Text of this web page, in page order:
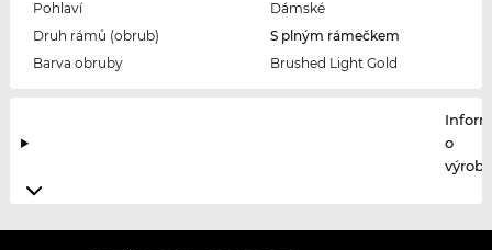
Pohlaví
Dámské
Druh rámů (obrub)
S plným rámečkem
Barva obruby
Brushed Light Gold
o